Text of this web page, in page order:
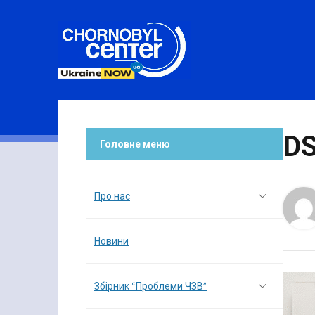
Головне меню
Про нас
Новини
Збірник “Проблеми ЧЗВ”